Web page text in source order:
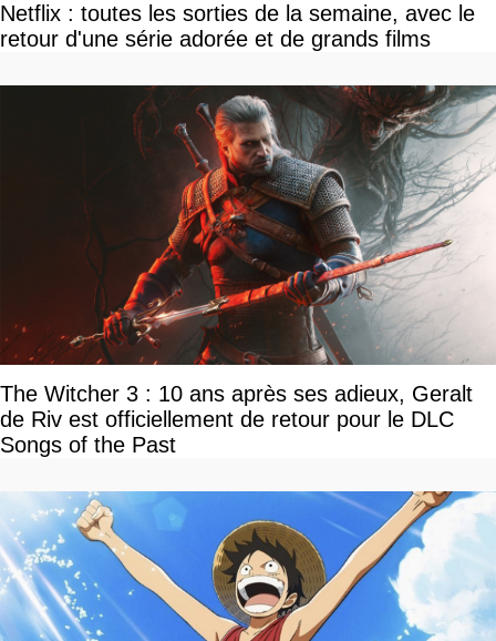
Netflix : toutes les sorties de la semaine, avec le
retour d'une série adorée et de grands films
The Witcher 3 : 10 ans après ses adieux, Geralt
de Riv est officiellement de retour pour le DLC
Songs of the Past